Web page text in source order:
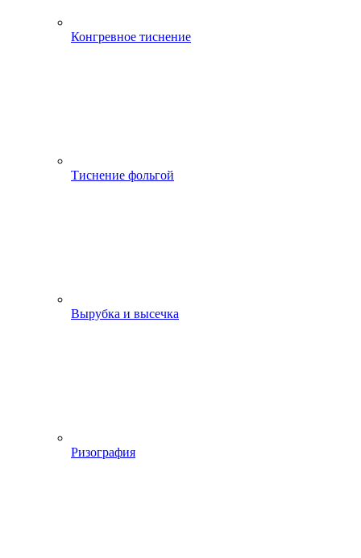
Конгревное тиснение
Тиснение фольгой
Вырубка и высечка
Ризография